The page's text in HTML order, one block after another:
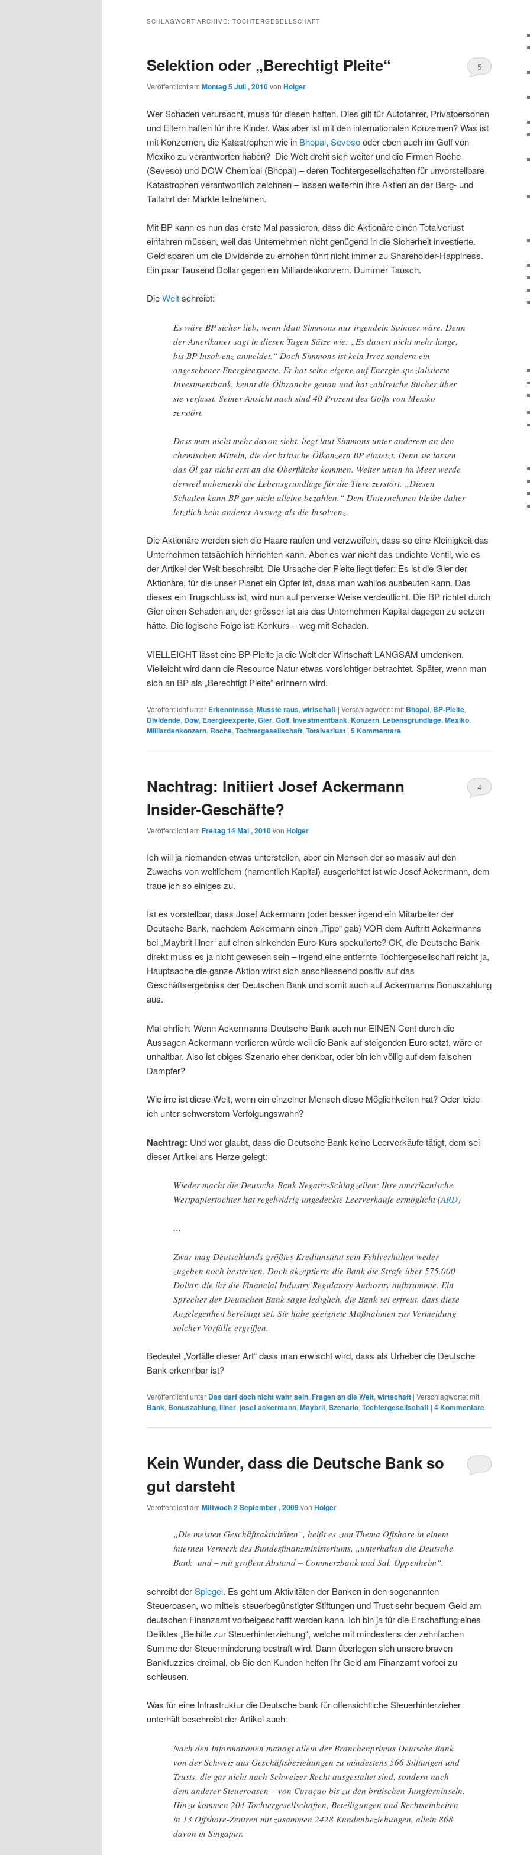
wechseln
SCHLAGWORT-ARCHIVE: TOCHTERGESELLSCHAFT
Selektion oder „Berechtigt Pleite“
Veröffentlicht am Montag 5 Juli , 2010von Holger
5
Wer Schaden verursacht, muss für diesen haften. Dies gilt für Autofahrer, Privatpersonen
und Eltern haften für ihre Kinder. Was aber ist mit den internationalen Konzernen? Was ist
mit Konzernen, die Katastrophen wie in Bhopal, Sevesooder eben auch im Golf von
Mexiko zu verantworten haben? Die Welt dreht sich weiter und die Firmen Roche
(Seveso) und DOW Chemical (Bhopal) – deren Tochtergesellschaften für unvorstellbare
Katastrophen verantwortlich zeichnen – lassen weiterhin ihre Aktien an der Berg- und
Talfahrt der Märkte teilnehmen.
Mit BP kann es nun das erste Mal passieren, dass die Aktionäre einen Totalverlust
einfahren müssen, weil das Unternehmen nicht genügend in die Sicherheit investierte.
Geld sparen um die Dividende zu erhöhen führt nicht immer zu Shareholder-Happiness.
Ein paar Tausend Dollar gegen ein Milliardenkonzern. Dummer Tausch.
DieWeltschreibt:
Es wäre BP sicher lieb, wenn Matt Simmons nur irgendein Spinner wäre. Denn
der Amerikaner sagt in diesen Tagen Sätze wie: „Es dauert nicht mehr lange,
bis BP Insolvenz anmeldet.“ Doch Simmons ist kein Irrer sondern ein
angesehener Energieexperte. Er hat seine eigene auf Energie spezialisierte
Investmentbank, kennt die Ölbranche genau und hat zahlreiche Bücher über
sie verfasst. Seiner Ansicht nach sind 40 Prozent des Golfs von Mexiko
zerstört.
Dass man nicht mehr davon sieht, liegt laut Simmons unter anderem an den
chemischen Mitteln, die der britische Ölkonzern BP einsetzt. Denn sie lassen
das Öl gar nicht erst an die Oberfläche kommen. Weiter unten im Meer werde
derweil unbemerkt die Lebensgrundlage für die Tiere zerstört. „Diesen
Schaden kann BP gar nicht alleine bezahlen.“ Dem Unternehmen bleibe daher
letztlich kein anderer Ausweg als die Insolvenz.
Die Aktionäre werden sich die Haare raufen und verzweifeln, dass so eine Kleinigkeit das
Unternehmen tatsächlich hinrichten kann. Aber es war nicht das undichte Ventil, wie es
der Artikel der Welt beschreibt. Die Ursache der Pleite liegt tiefer: Es ist die Gier der
Aktionäre, für die unser Planet ein Opfer ist, dass man wahllos ausbeuten kann. Das
dieses ein Trugschluss ist, wird nun auf perverse Weise verdeutlicht. Die BP richtet durch
Gier einen Schaden an, der grösser ist als das Unternehmen Kapital dagegen zu setzen
hätte. Die logische Folge ist: Konkurs – weg mit Schaden.
VIELLEICHT lässt eine BP-Pleite ja die Welt der Wirtschaft LANGSAM umdenken.
Vielleicht wird dann die Resource Natur etwas vorsichtiger betrachtet. Später, wenn man
sich an BP als „Berechtigt Pleite“ erinnern wird.
Veröffentlicht unter Erkenntnisse, Musste raus, wirtschaft | Verschlagwortet mit Bhopal, BP-Pleite,
Dividende, Dow, Energieexperte, Gier, Golf, Investmentbank, Konzern, Lebensgrundlage, Mexiko,
Milliardenkonzern, Roche, Tochtergesellschaft, Totalverlust | 5Kommentare
Nachtrag: Initiiert Josef Ackermann
Insider-Geschäfte?
Veröffentlicht am Freitag 14 Mai , 2010von Holger
4
Ich will ja niemanden etwas unterstellen, aber ein Mensch der so massiv auf den
Zuwachs von weltlichem (namentlich Kapital) ausgerichtet ist wie Josef Ackermann, dem
traue ich so einiges zu.
Ist es vorstellbar, dass Josef Ackermann (oder besser irgend ein Mitarbeiter der
Deutsche Bank, nachdem Ackermann einen „Tipp“ gab) VOR dem Auftritt Ackermanns
bei „Maybrit Illner“ auf einen sinkenden Euro-Kurs spekulierte? OK, die Deutsche Bank
direkt muss es ja nicht gewesen sein – irgend eine entfernte Tochtergesellschaft reicht ja,
Hauptsache die ganze Aktion wirkt sich anschliessend positiv auf das
Geschäftsergebniss der Deutschen Bank und somit auch auf Ackermanns Bonuszahlung
aus.
Mal ehrlich: Wenn Ackermanns Deutsche Bank auch nur EINEN Cent durch die
Aussagen Ackermann verlieren würde weil die Bank auf steigenden Euro setzt, wäre er
unhaltbar. Also ist obiges Szenario eher denkbar, oder bin ich völlig auf dem falschen
Dampfer?
Wie irre ist diese Welt, wenn ein einzelner Mensch diese Möglichkeiten hat? Oder leide
ich unter schwerstem Verfolgungswahn?
Nachtrag: Und wer glaubt, dass die Deutsche Bank keine Leerverkäufe tätigt, dem sei
dieser Artikel ans Herze gelegt:
Wieder macht die Deutsche Bank Negativ-Schlagzeilen: Ihre amerikanische
Wertpapiertochter hat regelwidrig ungedeckte Leerverkäufe ermöglicht (ARD)
…
Zwar mag Deutschlands größtes Kreditinstitut sein Fehlverhalten weder
zugeben noch bestreiten. Doch akzeptierte die Bank die Strafe über 575.000
Dollar, die ihr die Financial Industry Regulatory Authority aufbrummte. Ein
Sprecher der Deutschen Bank sagte lediglich, die Bank sei erfreut, dass diese
Angelegenheit bereinigt sei. Sie habe geeignete Maßnahmen zur Vermeidung
solcher Vorfälle ergriffen.
Bedeutet „Vorfälle dieser Art“ dass man erwischt wird, dass als Urheber die Deutsche
Bank erkennbar ist?
Veröffentlicht unter Das darf doch nicht wahr sein,Fragen an die Welt,wirtschaft | Verschlagwortet mit
Bank, Bonuszahlung,Illner,josef ackermann,Maybrit,Szenario,Tochtergesellschaft | 4Kommentare
Kein Wunder, dass die Deutsche Bank so
gut darsteht
Veröffentlicht am Mittwoch 2 September , 2009von Holger
„Die meisten Geschäftsaktivitäten“, heißt es zum Thema Offshore in einem
internen Vermerk des Bundesfinanzministeriums, „unterhalten die Deutsche
Bank und – mit großem Abstand – Commerzbank und Sal. Oppenheim“.
schreibt derSpiegel. Es geht um Aktivitäten der Banken in den sogenannten
Steueroasen, wo mittels steuerbegünstigter Stiftungen und Trust sehr bequem Geld am
deutschen Finanzamt vorbeigeschafft werden kann. Ich bin ja für die Erschaffung eines
Deliktes „Beihilfe zur Steuerhinterziehung“, welche mit mindestens der zehnfachen
Summe der Steuerminderung bestraft wird. Dann überlegen sich unsere braven
Bankfuzzies dreimal, ob Sie den Kunden helfen Ihr Geld am Finanzamt vorbei zu
schleusen.
Was für eine Infrastruktur die Deutsche bank für offensichtliche Steuerhinterzieher
unterhält beschreibt der Artikel auch:
Nach den Informationen managt allein der Branchenprimus Deutsche Bank
von der Schweiz aus Geschäftsbeziehungen zu mindestens 566 Stiftungen und
Trusts, die gar nicht nach Schweizer Recht ausgestaltet sind, sondern nach
dem anderer Steueroasen – von Curaçao bis zu den britischen Jungferninseln.
Hinzu kommen 204 Tochtergesellschaften, Beteiligungen und Rechtseinheiten
in 13 Offshore-Zentren mit zusammen 2428 Kundenbeziehungen, allein 868
davon in Singapur.